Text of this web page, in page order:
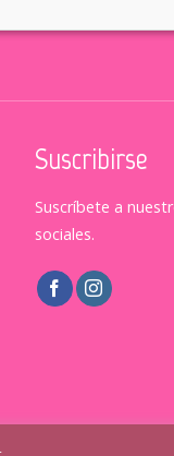
Suscribirse
Suscríbete a
sociales.